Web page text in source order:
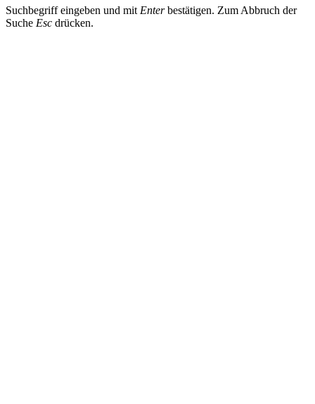
Suchbegriff eingeben und mit Enterbestätigen. Zum Abbruch der
Suche Esc drücken.